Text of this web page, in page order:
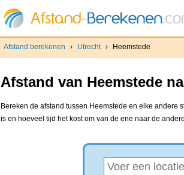
Afstand berekenen › Utrecht › Heemstede
Afstand van Heemstede
Bereken de afstand tussen Heemstede en elke andere
is en hoeveel tijd het kost om van de ene naar de